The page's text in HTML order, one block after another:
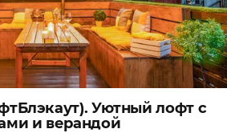
Уютный лофт с
и верандой